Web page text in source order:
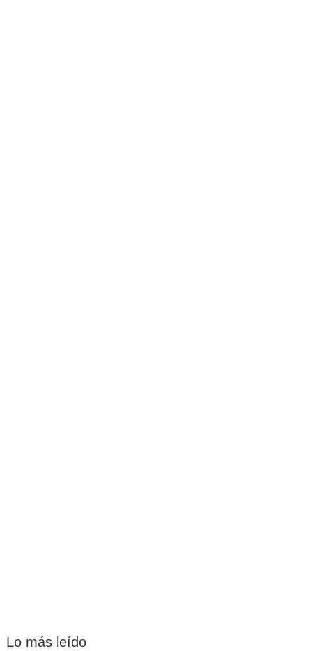
Lo más leído